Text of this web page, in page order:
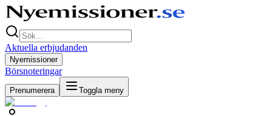
Aktuella erbjudanden
Nyemissioner
Börsnoteringar
Prenumerera Toggla meny